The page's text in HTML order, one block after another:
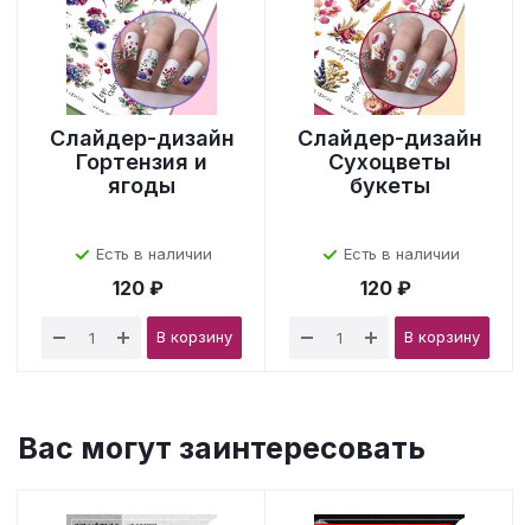
Слайдер-дизайн
Гортензия и
ягоды
Есть в наличии
120 ₽
В корзину
Слайдер-дизайн
Сухоцветы
букеты
Есть в наличии
120 ₽
В корзину
Вас могут заинтересовать